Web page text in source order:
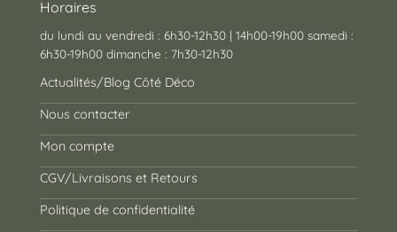
Horaires
du lundi au vendredi : 6h30-12h30 | 14h00-19h00 samedi :
6h30-19h00 dimanche : 7h30-12h30
Actualités/Blog Côté Déco
Nous contacter
Mon compte
CGV/Livraisons et Retours
Politique de confidentialité